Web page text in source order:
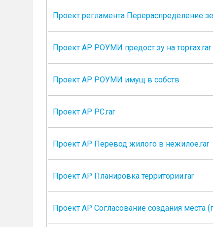
Проект регламента Перераспределение
Проект АР РОУМИ предост зу на торгах.rar
Проект АР РОУМИ имущ в собств
Проект АР РС.rar
Проект АР Перевод жилого в нежилое.rar
Проект АР Планировка территории.rar
Проект АР Согласование создания места